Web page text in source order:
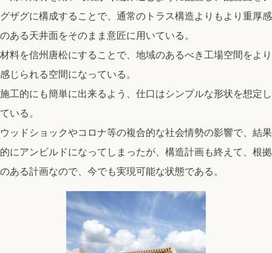
top
PHILOSOPHY・PROCESS
WORKS
JOURNAL
archive
グザグに構成することで、通常のトラス構造よりもより重厚感
のある天井面をそのまま意匠に用いている。
材料を信州唐松にすることで、地域のあるべき工場空間をより
感じられる空間になっている。
施工的にも簡単に出来るよう、仕口はシンプルな形状を想定し
ている。
ウッドショックやコロナ等の複合的な社会情勢の影響で、結果
的にアンビルドになってしまったが、構造計画も終えて、根拠
のある計画なので、今でも実現可能な状態である。